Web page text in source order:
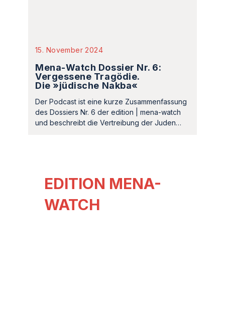
15. November 2024
Mena-Watch Dossier Nr. 6:
Vergessene Tragödie.
Die »jüdische Nakba«
Der Podcast ist eine kurze Zusammenfassung
des Dossiers Nr. 6 der edition | mena-watch
und beschreibt die Vertreibung der Juden…
EDITION MENA-
WATCH